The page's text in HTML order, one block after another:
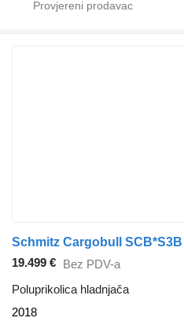
Schmitz Cargobull SCB*S3B
19.499 € Bez PDV-a
Poluprikolica hladnjača
2018